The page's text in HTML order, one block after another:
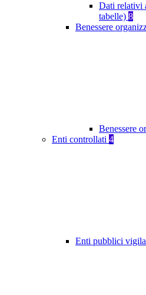
Dati relativi
tabelle) 8
Benessere
Benessere
Enti controllati 4
Enti pubblici